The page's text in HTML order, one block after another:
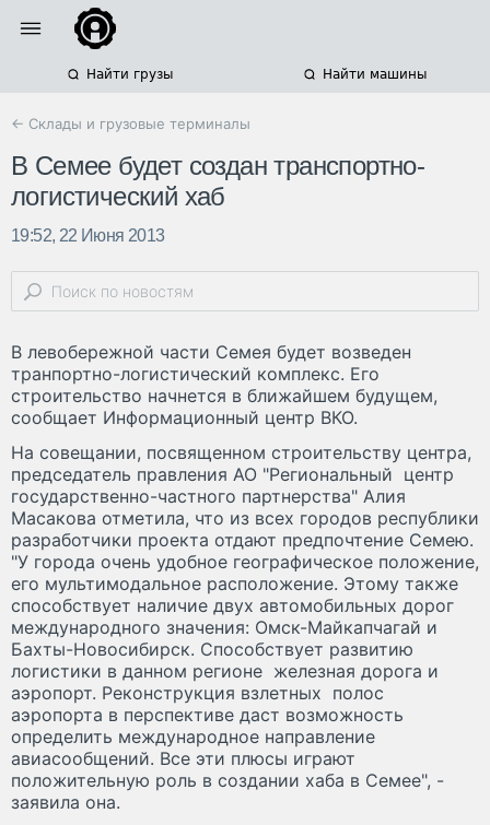
Найти грузы Найти машины
← Склады и грузовые терминалы
В Семее будет создан транспортно-
логистический хаб
19:52, 22 Июня 2013
В левобережной части Семея будет возведен
транпортно-логистический комплекс. Его
строительство начнется в ближайшем будущем,
сообщает Информационный центр ВКО.
На совещании, посвященном строительству центра,
председатель правления АО "Региональный центр
государственно-частного партнерства" Алия
Масакова отметила, что из всех городов республики
разработчики проекта отдают предпочтение Семею.
"У города очень удобное географическое положение,
его мультимодальное расположение. Этому также
способствует наличие двух автомобильных дорог
международного значения: Омск-Майкапчагай и
Бахты-Новосибирск. Способствует развитию
логистики в данном регионе железная дорога и
аэропорт. Реконструкция взлетных полос
аэропорта в перспективе даст возможность
определить международное направление
авиасообщений. Все эти плюсы играют
положительную роль в создании хаба в Семее", -
заявила она.